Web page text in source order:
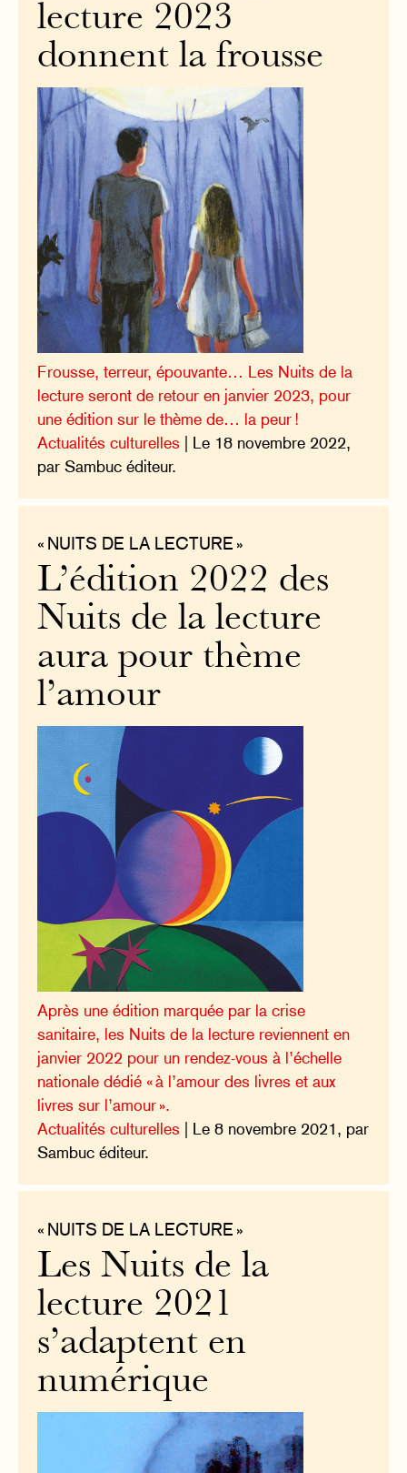
lecture 2023
donnent la frousse
Frousse, terreur, épouvante… Les Nuits de la
lecture seront de retour en janvier 2023, pour
une édition sur le thème de… la peur !
Actualités culturelles | Le 18 novembre 2022,
par Sambuc éditeur.
« NUITS DE LA LECTURE »
L’édition 2022 des
Nuits de la lecture
aura pour thème
l’amour
Après une édition marquée par la crise
sanitaire, les Nuits de la lecture reviennent en
janvier 2022 pour un rendez-vous à l’échelle
nationale dédié « à l’amour des livres et aux
livres sur l’amour ».
Actualités culturelles | Le 8 novembre 2021, par
Sambuc éditeur.
« NUITS DE LA LECTURE »
Les Nuits de la
lecture 2021
s’adaptent en
numérique